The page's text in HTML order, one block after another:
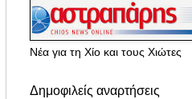
Νέα για τη Χίο και τους Χιώτες
Δημοφιλείς αναρτήσεις